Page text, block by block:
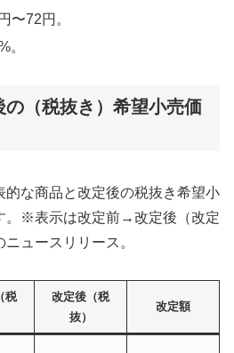
〜72円。
。
の（税抜き）希望小売価
的な商品と改定後の税抜き希望小
。※表示は改定前→改定後（改定
ュースリリース。
税
改定後（税
抜）
改定額